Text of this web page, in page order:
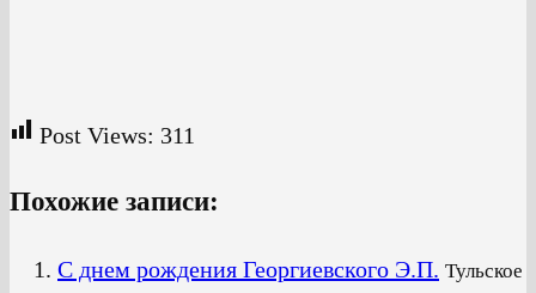
Post Views: 311
Похожие записи:
С днем рождения Георгиевского Э.П. Тульское